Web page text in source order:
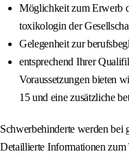
Möglichkeit zum Erwerb
toxikologin der
Gelegenheit zur
entsprechend Ihrer
Voraussetzungen bieten
15 und eine zusätzliche
Schwerbehinderte werden bei
Detaillierte Informationen